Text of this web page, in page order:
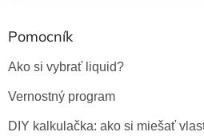
Pomocník
Ako si vybrať liquid?
Vernostný program
DIY kalkulačka: ako si miešať